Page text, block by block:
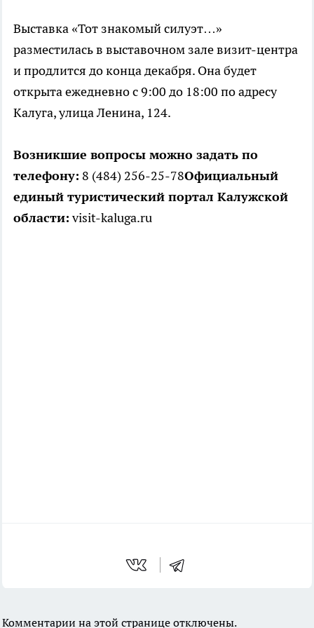
Выставка «Тот знакомый силуэт…»
разместилась в выставочном зале визит-центра
и продлится до конца декабря. Она будет
открыта ежедневно с 9:00 до 18:00 по адресу
Калуга, улица Ленина, 124.
Возникшие вопросы можно задать по
телефону: 8 (484) 256-25-78Официальный
единый туристический портал Калужской
области: visit-kaluga.ru
Комментарии на этой странице отключены.